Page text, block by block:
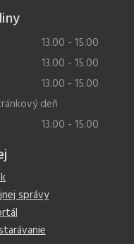
13.00 - 15.00
13.00 - 15.00
13.00 - 15.00
deň
13.00 - 15.00
správy